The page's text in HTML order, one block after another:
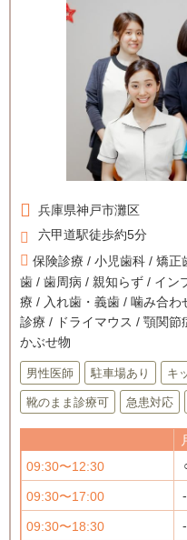
兵庫県神戸市灘区
六甲道駅徒歩約5分
保険診療 / 小児歯科 / 矯正
歯 / 歯周病 / 親知らず / イン
療 / 入れ歯・義歯 / 噛み合
診療 / ドライマウス / 顎関節
かぶせ物
男性医師 駐車場あり キ
靴のまま診療可 急患対応
09:30〜12:30
09:30〜17:00
09:30〜18:30